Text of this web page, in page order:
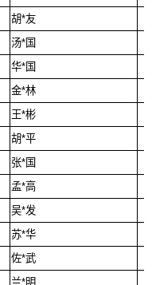
胡*友
汤*国
华*国
金*林
王*彬
胡*平
张*国
孟*高
吴*发
苏*华
佐*武
兰*明